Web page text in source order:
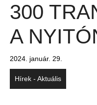
300
A
2024. január. 29.
Hírek - Aktuális